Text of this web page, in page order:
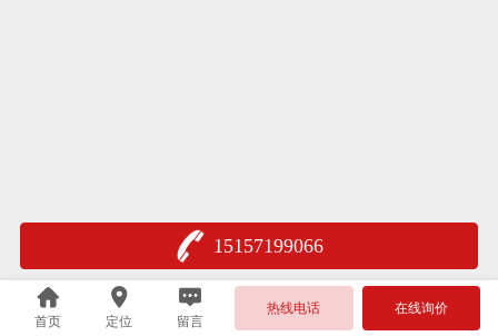
15157199066
首页 定位 留言
热线电话 在线询价